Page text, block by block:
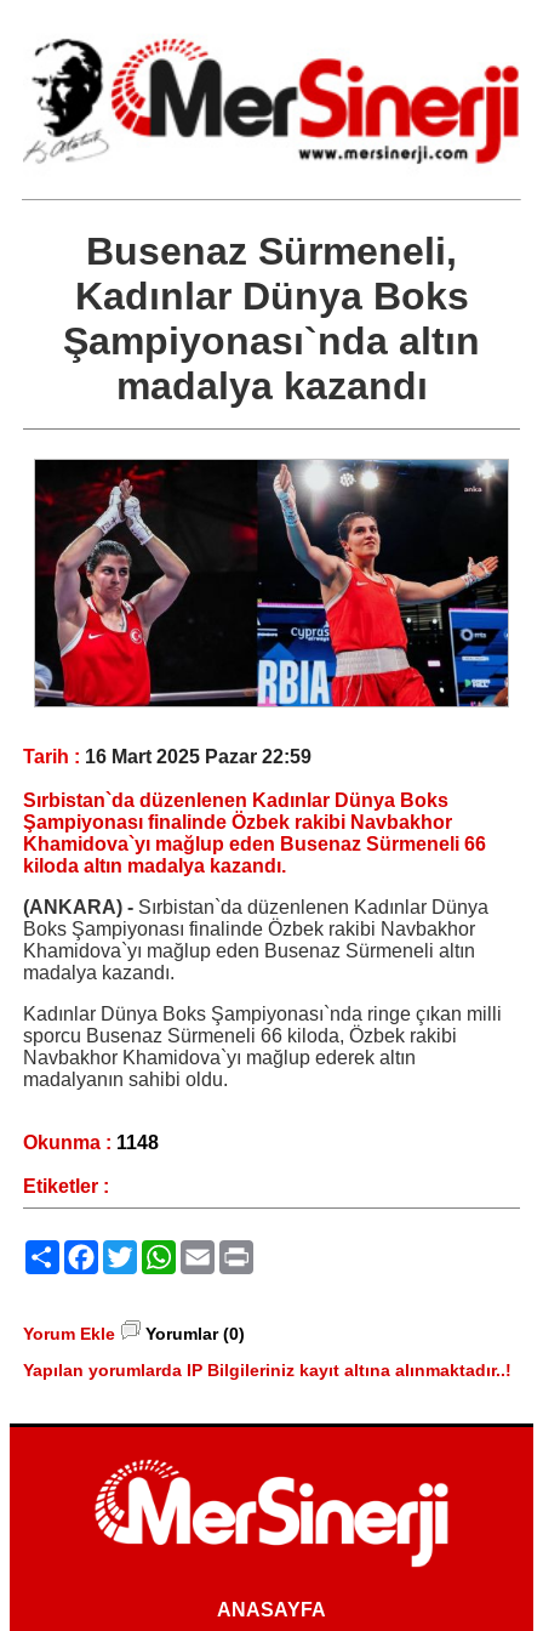
Busenaz Sürmeneli,
Kadınlar Dünya Boks
Şampiyonası`nda altın
madalya kazandı
Tarih : 16 Mart 2025 Pazar 22:59
Sırbistan`da düzenlenen Kadınlar Dünya Boks
Şampiyonası finalinde Özbek rakibi Navbakhor
Khamidova`yı mağlup eden Busenaz Sürmeneli 66
kiloda altın madalya kazandı.
(ANKARA) - Sırbistan`da düzenlenen Kadınlar Dünya
Boks Şampiyonası finalinde Özbek rakibi Navbakhor
Khamidova`yı mağlup eden Busenaz Sürmeneli altın
madalya kazandı.
Kadınlar Dünya Boks Şampiyonası`nda ringe çıkan milli
sporcu Busenaz Sürmeneli 66 kiloda, Özbek rakibi
Navbakhor Khamidova`yı mağlup ederek altın
madalyanın sahibi oldu.
Okunma : 1148
Etiketler :
PaylaşFacebook
TwitterWhatsApp
Email
Yorum Ekle
Yorumlar (0)
Yapılan yorumlarda IP Bilgileriniz kayıt altına alınmaktadır..!
ANASAYFA